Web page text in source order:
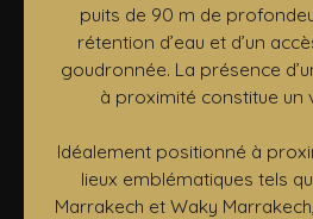
puits de 90 m de
rétention d’eau et d’un
goudronnée. La présence
à proximité constitue un
Idéalement positionné à
lieux emblématiques tels
Marrakech et Waky